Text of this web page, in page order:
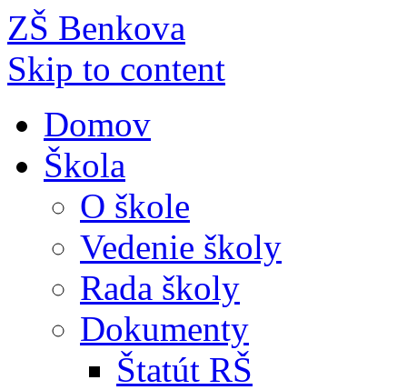
ZŠ Benkova
Skip to content
Domov
Škola
O škole
Vedenie školy
Rada školy
Dokumenty
Štatút RŠ